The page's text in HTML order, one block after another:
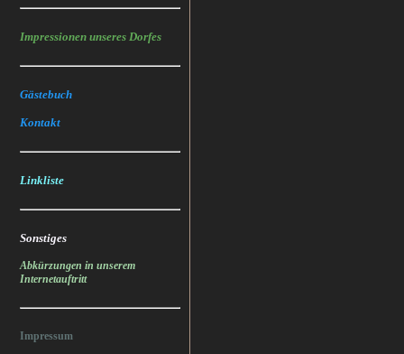
Impressionen unseres Dorfes
Gästebuch
Kontakt
Linkliste
Sonstiges
Abkürzungen in unserem
Internetauftritt
Impressum